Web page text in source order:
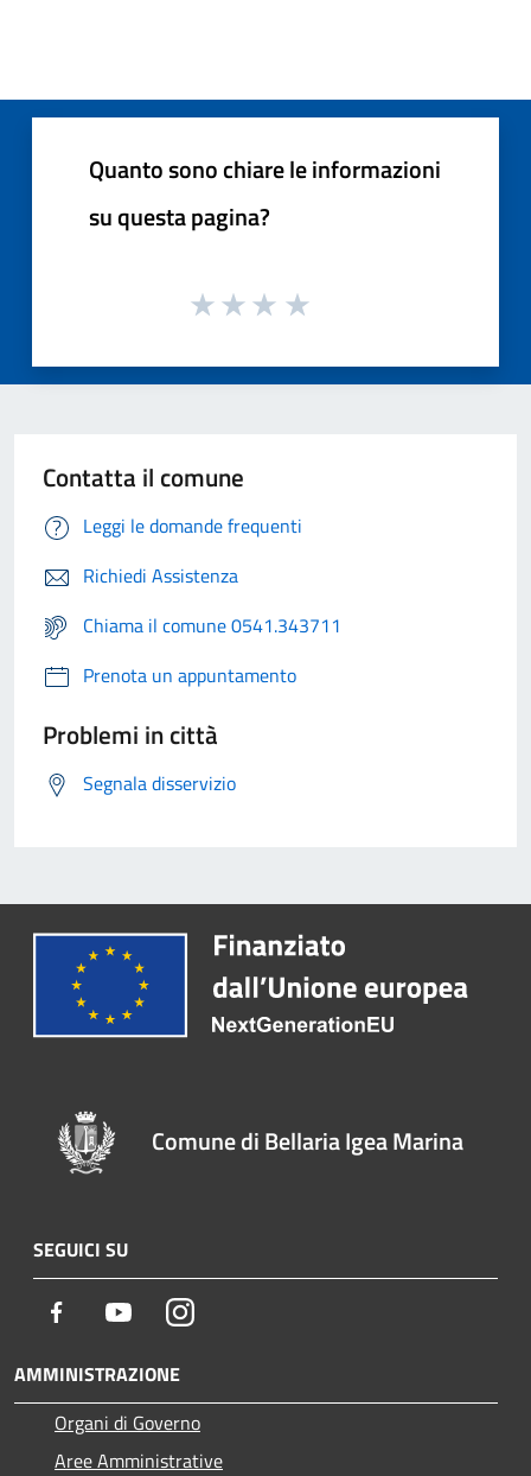
Quanto sono chiare le informazioni
su questa pagina?
Contatta il comune
Leggi le domande frequenti
Richiedi Assistenza
Chiama il comune 0541.343711
Prenota un appuntamento
Problemi in città
Segnala disservizio
Comune di Bellaria Igea Marina
SEGUICI SU
Facebook YoutubeInstagram
AMMINISTRAZIONE
Organi di Governo
Aree Amministrative